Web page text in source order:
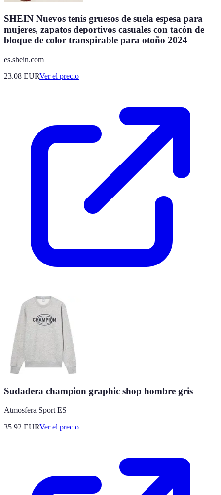
SHEIN Nuevos tenis gruesos de suela espesa para
mujeres, zapatos deportivos casuales con tacón de
bloque de color transpirable para otoño 2024
es.shein.com
23.08 EURVer el precio
Sudadera champion graphic shop hombre gris
Atmosfera Sport ES
35.92 EURVer el precio